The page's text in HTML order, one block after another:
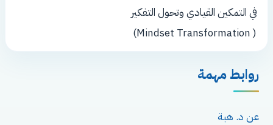
في التمكين القيادي وتحول التفكير
( Mindset Transformation)
روابط مهمة
عن د. هبة